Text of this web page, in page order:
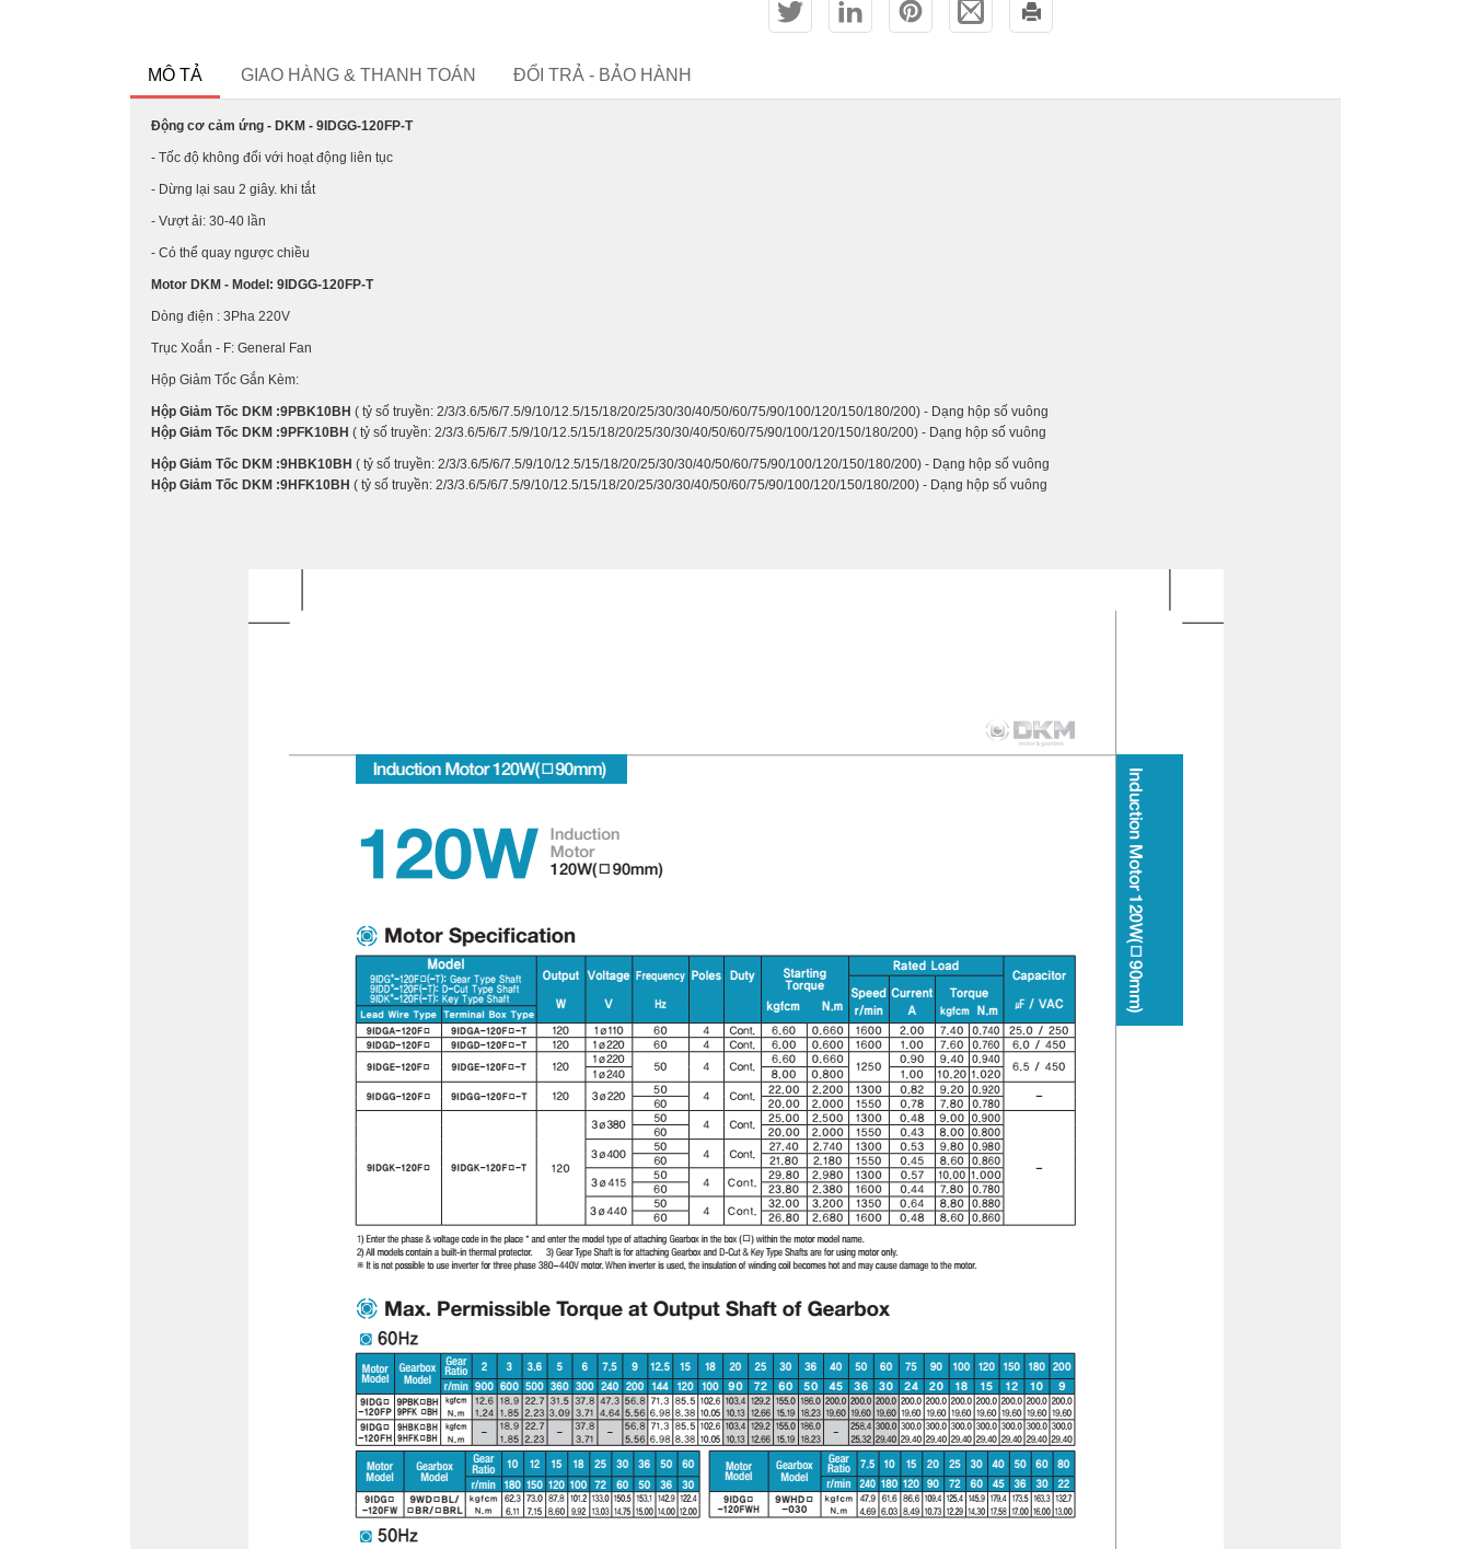
MÔ TẢ GIAO HÀNG & THANH TOÁN ĐỔI TRẢ - BẢO HÀNH
Động cơ cảm ứng - DKM - 9IDGG-120FP-T
- Tốc độ không đổi với hoạt động liên tục
- Dừng lại sau 2 giây. khi tắt
- Vượt ải: 30-40 lần
- Có thể quay ngược chiều
Motor DKM - Model: 9IDGG-120FP-T
Dòng điện : 3Pha 220V
Trục Xoắn - F: General Fan
Hộp Giảm Tốc Gắn Kèm:
Hộp Giảm Tốc DKM :9PBK10BH ( tỷ số truyền: 2/3/3.6/5/6/7.5/9/10/12.5/15/18/20/25/30/30/40/50/60/75/90/100/120/150/180/200) - Dạng hộp số vuông
Hộp Giảm Tốc DKM :9PFK10BH ( tỷ số truyền: 2/3/3.6/5/6/7.5/9/10/12.5/15/18/20/25/30/30/40/50/60/75/90/100/120/150/180/200) - Dạng hộp số vuông
Hộp Giảm Tốc DKM :9HBK10BH ( tỷ số truyền: 2/3/3.6/5/6/7.5/9/10/12.5/15/18/20/25/30/30/40/50/60/75/90/100/120/150/180/200) - Dạng hộp số vuông
Hộp Giảm Tốc DKM :9HFK10BH ( tỷ số truyền: 2/3/3.6/5/6/7.5/9/10/12.5/15/18/20/25/30/30/40/50/60/75/90/100/120/150/180/200) - Dạng hộp số vuông